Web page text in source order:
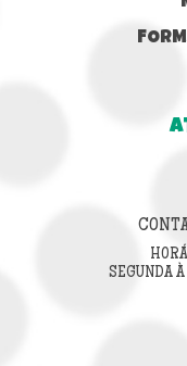
SEGUNDA